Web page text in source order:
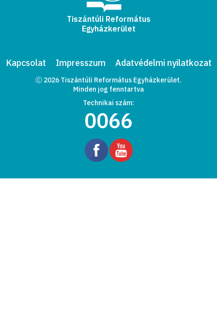
Tiszántúli Református
Egyházkerület
Kapcsolat Impresszum Adatvédelmi nyilatkozat
Ⓒ 2026 Tiszántúli Református Egyházkerület.
Minden jog fenntartva
Technikai szám:
0066